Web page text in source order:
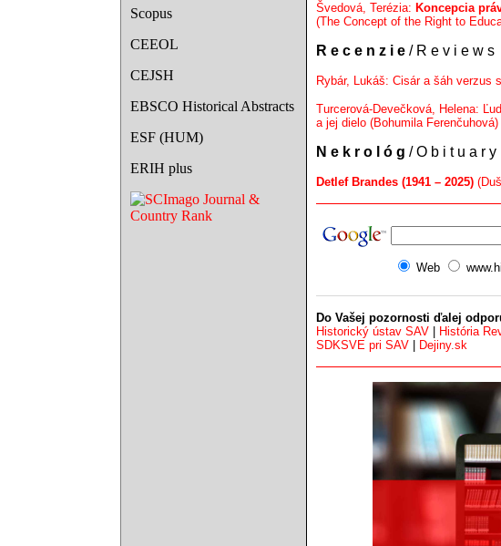
Scopus
CEEOL
CEJSH
EBSCO Historical Abstracts
ESF (HUM)
ERIH plus
Švedová, Terézia: Koncepcia
(The Concept of the Right to
R e c e n z i e / R e v i e w s
Rybár, Lukáš: Cisár a šáh
Turcerová-Devečková, Helena:
a jej dielo (Bohumila
N e k r o l ó g / O b i t u a r y
Detlef Brandes (1941 – 2025)
Web
Do Vašej pozornosti ďalej
Historický ústav SAV
História
SDKSVE pri SAV
Dejiny.sk